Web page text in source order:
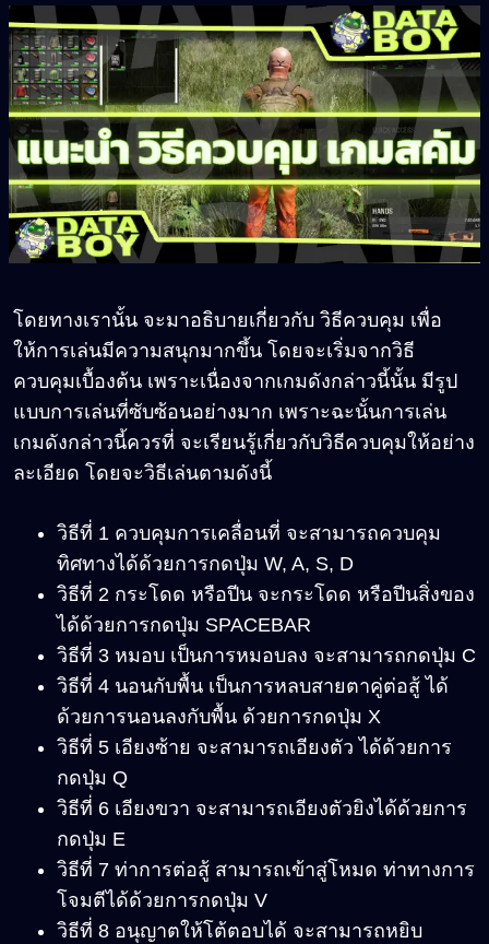
โดยทางเรานั้น จะมาอธิบายเกี่ยวกับ วิธีควบคุม เพื่อ
ให้การเล่นมีความสนุกมากขึ้น โดยจะเริ่มจากวิธี
ควบคุมเบื้องต้น เพราะเนื่องจากเกมดังกล่าวนี้นั้น มีรูป
แบบการเล่นที่ซับซ้อนอย่างมาก เพราะฉะนั้นการเล่น
เกมดังกล่าวนี้ควรที่ จะเรียนรู้เกี่ยวกับวิธีควบคุมให้อย่าง
ละเอียด โดยจะวิธีเล่นตามดังนี้
วิธีที่ 1 ควบคุมการเคลื่อนที่ จะสามารถควบคุม
ทิศทางได้ด้วยการกดปุ่ม W, A, S, D
วิธีที่ 2 กระโดด หรือปีน จะกระโดด หรือปีนสิ่งของ
ได้ด้วยการกดปุ่ม SPACEBAR
วิธีที่ 3 หมอบ เป็นการหมอบลง จะสามารถกดปุ่ม C
วิธีที่ 4 นอนกับพื้น เป็นการหลบสายตาคู่ต่อสู้ ได้
ด้วยการนอนลงกับพื้น ด้วยการกดปุ่ม X
วิธีที่ 5 เอียงซ้าย จะสามารถเอียงตัว ได้ด้วยการ
กดปุ่ม Q
วิธีที่ 6 เอียงขวา จะสามารถเอียงตัวยิงได้ด้วยการ
กดปุ่ม E
วิธีที่ 7 ท่าการต่อสู้ สามารถเข้าสู่โหมด ท่าทางการ
โจมตีได้ด้วยการกดปุ่ม V
วิธีที่ 8 อนุญาตให้โต้ตอบได้ จะสามารถหยิบ